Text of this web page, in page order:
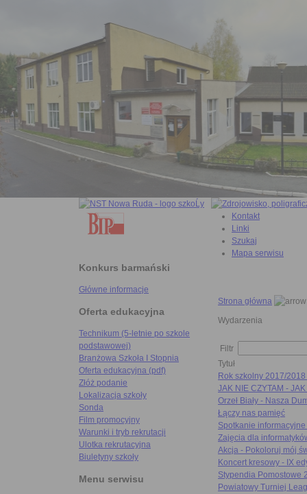
Konkurs barmański
Główne informacje
Oferta edukacyjna
Technikum (5-letnie po szkole
podstawowej)
Branżowa Szkoła I Stopnia
Oferta edukacyjna (pdf)
Złóż podanie
Lokalizacja szkoły
Sonda
Film promocyjny
Warunki i tryb rekrutacji
Ulotka rekrutacyjna
Biuletyny szkoły
Menu serwisu
Kontakt
Linki
Szukaj
Mapa serwisu
Strona główna
Wydarzenia
Filtr
Tytuł
Rok szkolny 2017/
JAK NIE CZYTAM -
Orzeł Biały - Nasza
Łączy nas pamięć
Spotkanie
Zajęcia dla
Akcja - Pokoloruj mój
Koncert kresowy - IX
Stypendia Pomostowe
Powiatowy Turniej